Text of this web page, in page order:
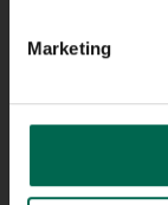
Marketing